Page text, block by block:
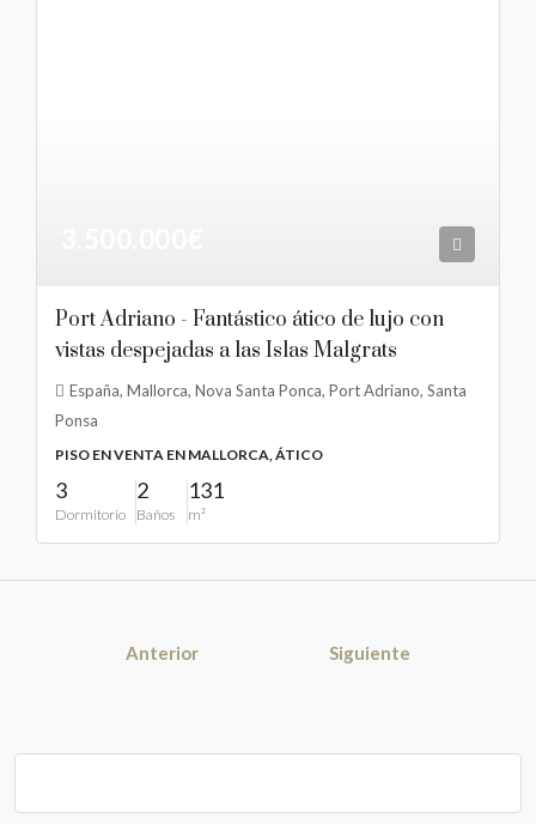
Port Adriano - Fantástico ático de lujo con
vistas despejadas a las Islas Malgrats
España, Mallorca, Nova Santa Ponca, Port Adriano, Santa
Ponsa
PISO EN VENTA EN MALLORCA, ÁTICO
3
Dormitorio
2
Baños
131
m²
Anterior Siguiente